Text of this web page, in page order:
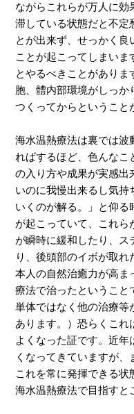
ながらこれらが万人に
滞している状態だと不定
とが出来ず、せっかく良
ことが起こってしまいま
とやるべきことがあり
胞、體内部環境がしっか
つくってからということ
海水温熱療法は裏では波
ればするほど、色んなこ
の入り方や成果が実感出
いのに我慢出来るし気持
いくのが解る。」と仰る
が起こっていて、これら
が瞬時に緩和したり、ス
り、後頭部のイボが取
本人の自然治癒力が高ま
療法で治ったということ
単体ではなく他の治療等
あります。）恐らくこ
よくなった証です。近
くなってきていますが、
これを常に発揮できる
海水温熱療法で目指すと